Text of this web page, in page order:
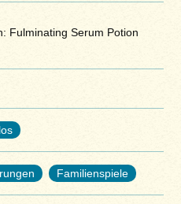
Fulminating Serum Potion
Familienspiele